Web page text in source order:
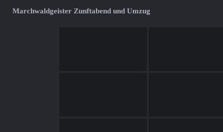
Marchwaldgeister Zunftabend und Umzug